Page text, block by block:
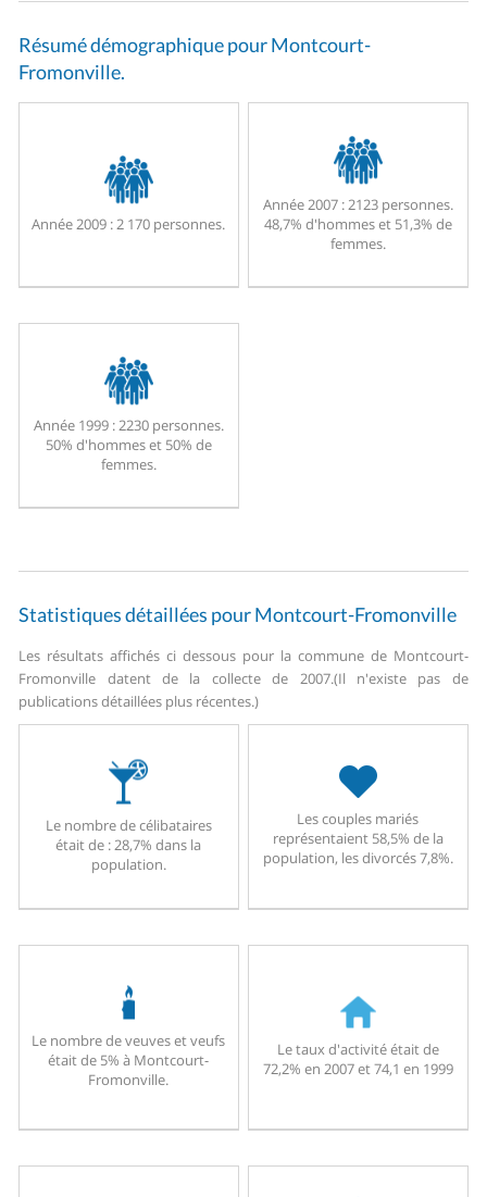
Résumé démographique pour Montcourt-
Fromonville.
Année 2009 :2 170 personnes.
Année 2007 :2123 personnes.
48,7% d'hommes et 51,3% de
femmes.
Année 1999 :2230 personnes.
50% d'hommes et 50% de
femmes.
Statistiques détaillées pour Montcourt-Fromonville
Les résultats affichés ci dessous pour la commune de Montcourt-
Fromonville datent de la collecte de 2007.(Il n'existe pas de
publications détaillées plus récentes.)
Le nombre de célibataires
était de : 28,7% dans la
population.
Les couples mariés
représentaient 58,5% de la
population, les divorcés 7,8%.
Le nombre de veuves et veufs
était de 5% à Montcourt-
Fromonville.
Le taux d'activité était de
72,2% en 2007 et 74,1 en 1999